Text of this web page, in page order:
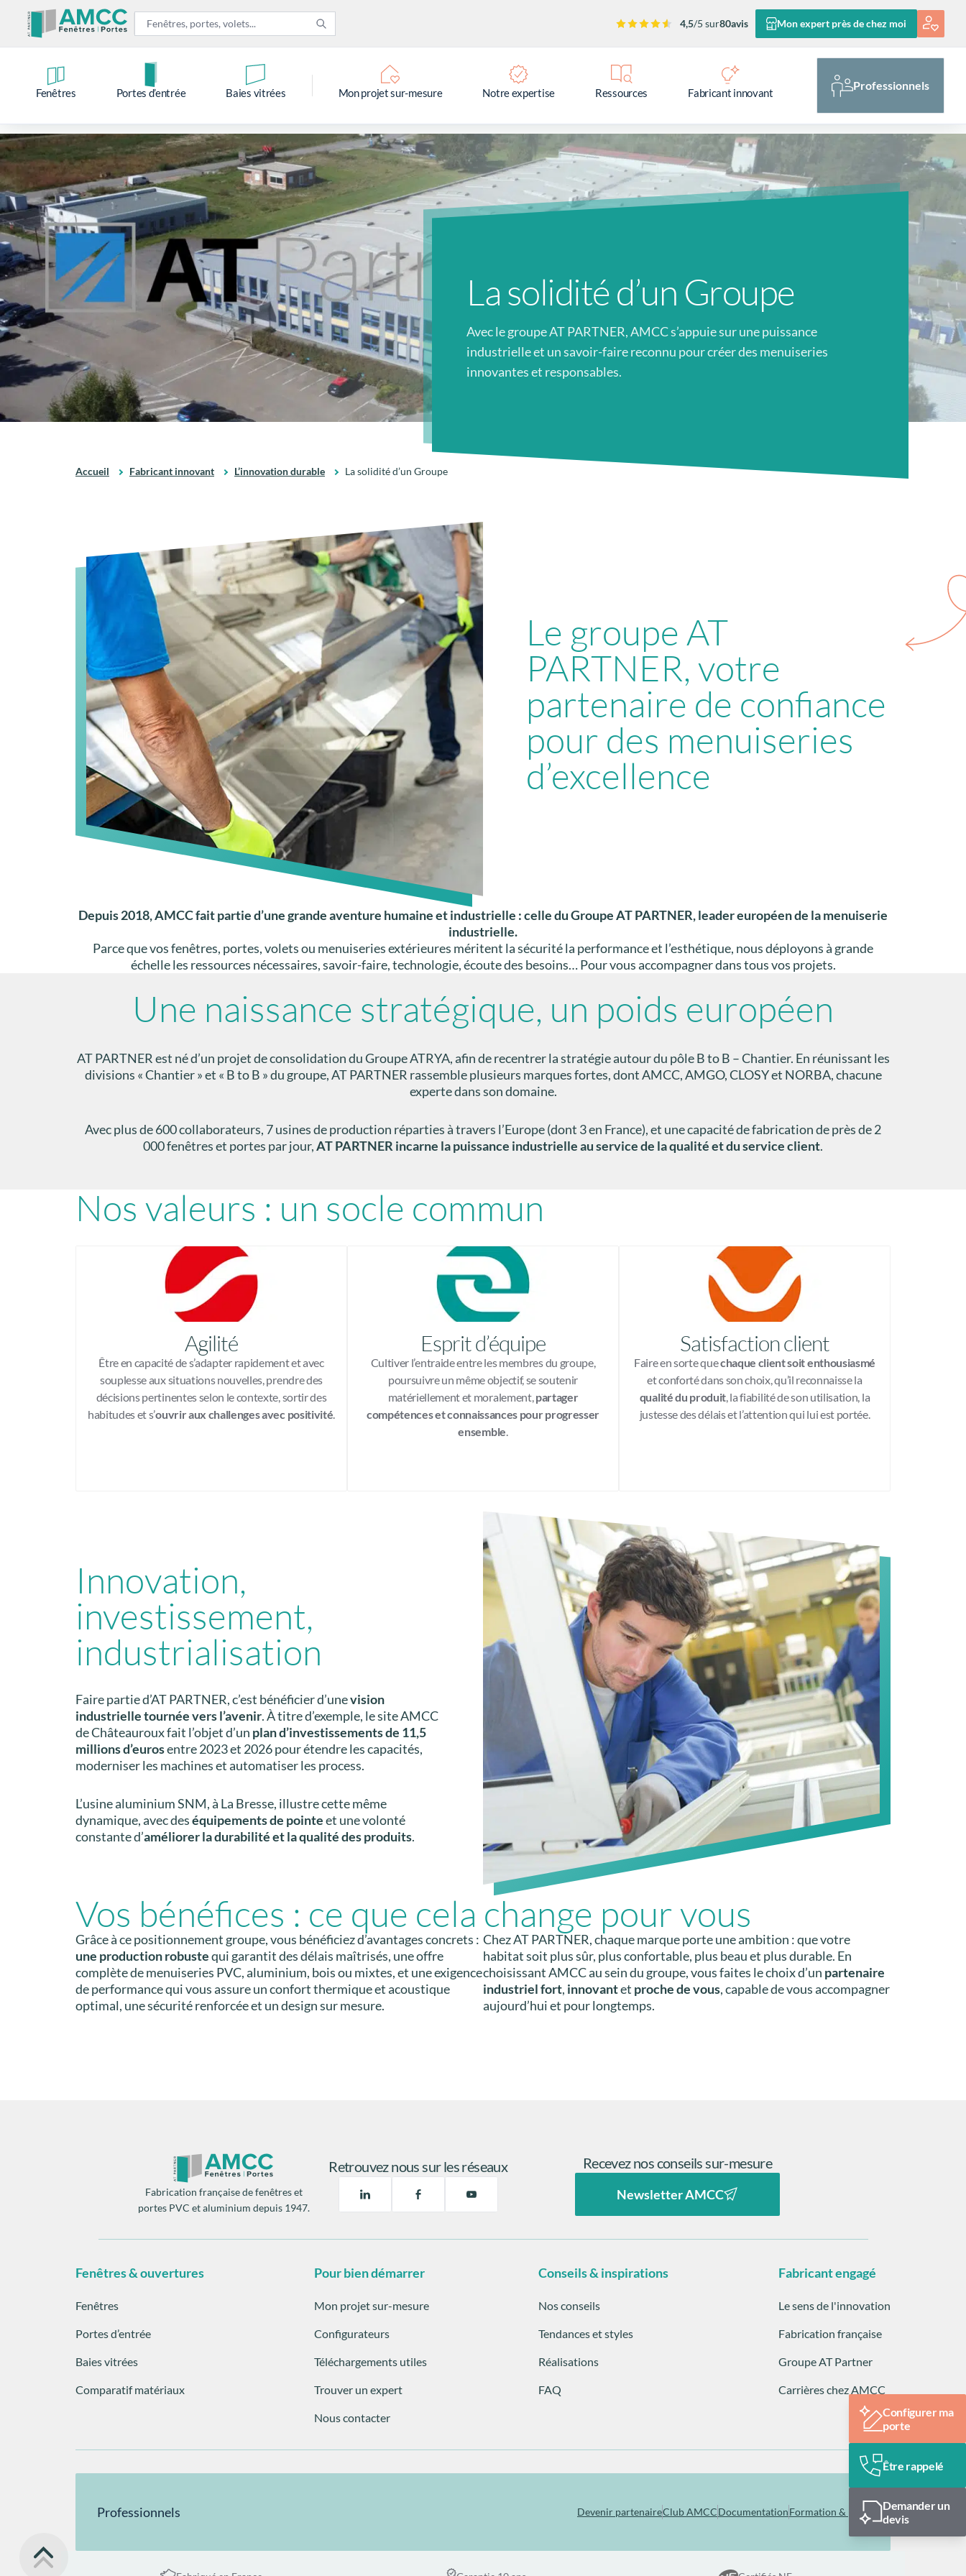
4,5/5 sur80avis Mon expert près de chez moi
Fenêtres Portes d’entrée Baies vitrées Mon projet sur-mesure Notre expertise Ressources Fabricant innovant
Professionnels
La solidité d’un Groupe
Avec le groupe AT PARTNER, AMCC s’appuie sur une puissance
industrielle et un savoir-faire reconnu pour créer des menuiseries
innovantes et responsables.
Accueil Fabricant innovant L’innovation durable La solidité d’un Groupe
Le groupe AT
PARTNER, votre
partenaire de confiance
pour des menuiseries
d’excellence
Depuis 2018, AMCC fait partie d’une grande aventure humaine et industrielle : celle du Groupe AT PARTNER, leader européen de la menuiserie
industrielle.
Parce que vos fenêtres, portes, volets ou menuiseries extérieures méritent la sécurité la performance et l’esthétique, nous déployons à grande
échelle les ressources nécessaires, savoir-faire, technologie, écoute des besoins… Pour vous accompagner dans tous vos projets.
Une naissance stratégique, un poids européen
AT PARTNER est né d’un projet de consolidation du Groupe ATRYA, afin de recentrer la stratégie autour du pôle B to B – Chantier. En réunissant les
divisions « Chantier » et « B to B » du groupe, AT PARTNER rassemble plusieurs marques fortes, dont AMCC, AMGO, CLOSY et NORBA, chacune
experte dans son domaine.
Avec plus de 600 collaborateurs, 7 usines de production réparties à travers l’Europe (dont 3 en France), et une capacité de fabrication de près de 2
000 fenêtres et portes par jour,AT PARTNER incarne la puissance industrielle au service de la qualité et du service client.
Nos valeurs : un socle commun
Agilité
Être en capacité de s’adapter rapidement et avec
souplesse aux situations nouvelles, prendre des
décisions pertinentes selon le contexte, sortir des
habitudes et s’ouvrir aux challenges avec positivité.
Esprit d’équipe
Cultiver l’entraide entre les membres du groupe,
poursuivre un même objectif, se soutenir
matériellement et moralement,partager
compétences et connaissances pour progresser
ensemble.
Satisfaction client
Faire en sorte quechaque client soit enthousiasmé
et conforté dans son choix, qu’il reconnaisse la
qualité du produit, la fiabilité de son utilisation, la
justesse des délais et l’attention qui lui est portée.
Innovation,
investissement,
industrialisation
Faire partie d’AT PARTNER, c’est bénéficier d’unevision
industrielle tournée vers l’avenir. À titre d’exemple, le site AMCC
de Châteauroux fait l’objet d’un plan d’investissements de 11,5
millions d’eurosentre 2023 et 2026 pour étendre les capacités,
moderniser les machines et automatiser les process.
L’usine aluminium SNM, à La Bresse, illustre cette même
dynamique, avec deséquipements de pointeet une volonté
constante d’améliorer la durabilité et la qualité des produits.
Vos bénéfices : ce que cela change pour vous
Grâce à ce positionnement groupe, vous bénéficiez d’avantages concrets :
une production robustequi garantit des délais maîtrisés, une offre
complète de menuiseries PVC, aluminium, bois ou mixtes, et une exigence
de performance qui vous assure un confort thermique et acoustique
optimal, une sécurité renforcée et un design sur mesure.
Chez AT PARTNER, chaque marque porte une ambition : que votre
habitat soit plus sûr, plus confortable, plus beau et plus durable. En
choisissant AMCC au sein du groupe, vous faites le choix d’un partenaire
industriel fort, innovantet proche de vous, capable de vous accompagner
aujourd’hui et pour longtemps.
Fabrication française de fenêtres et
portes PVC et aluminium depuis 1947.
Retrouvez nous sur les réseaux Recevez nos conseils sur-mesure
Newsletter AMCC
Fenêtres & ouvertures
Fenêtres
Portes d’entrée
Baies vitrées
Comparatif matériaux
Pour bien démarrer
Mon projet sur-mesure
Configurateurs
Téléchargements utiles
Trouver un expert
Nous contacter
Conseils & inspirations
Nos conseils
Tendances et styles
Réalisations
FAQ
Fabricant engagé
Le sens de l'innovation
Fabrication française
Groupe AT Partner
Carrières chez AMCC
Professionnels Devenir partenaireClub AMCCDocumentationFormation & pose
Configurer ma
porte
Être rappelé
Demander un
devis